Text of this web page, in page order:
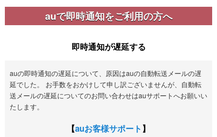
auで即時通知をご利用の方へ
即時通知が遅延する
auの即時通知の遅延について、原因はauの自動転送メールの遅
延でした。 お手数をおかけして申し訳ございませんが、自動転
送メールの遅延についてのお問い合わせはauサポートへお願いい
たします。
【auお客様サポート 】